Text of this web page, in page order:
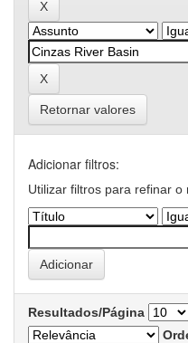
Retornar valores
Adicionar filtros:
Utilizar filtros para refinar o
Resultados/Página